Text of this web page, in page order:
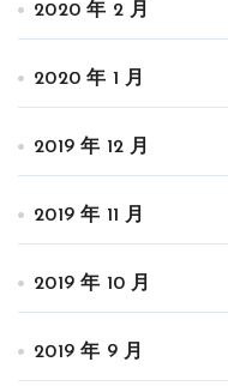
2020 年 2 月
2020 年 1 月
2019 年 12 月
2019 年 11 月
2019 年 10 月
2019 年 9 月